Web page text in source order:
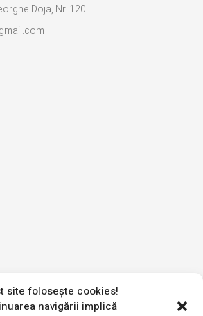
site foloseşte cookies!
navigării implică
Doja, Nr. 120